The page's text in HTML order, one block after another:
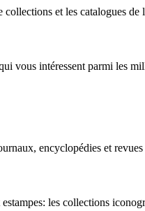
collections et les catalogues
vous intéressent parmi les
encyclopédies et
les collections